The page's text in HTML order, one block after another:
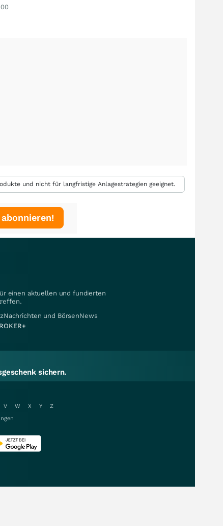
und nicht für langfristige Anlagestrategien geeignet.
einen aktuellen und fundierten
und BörsenNews
sichern.
V W X Y
Z